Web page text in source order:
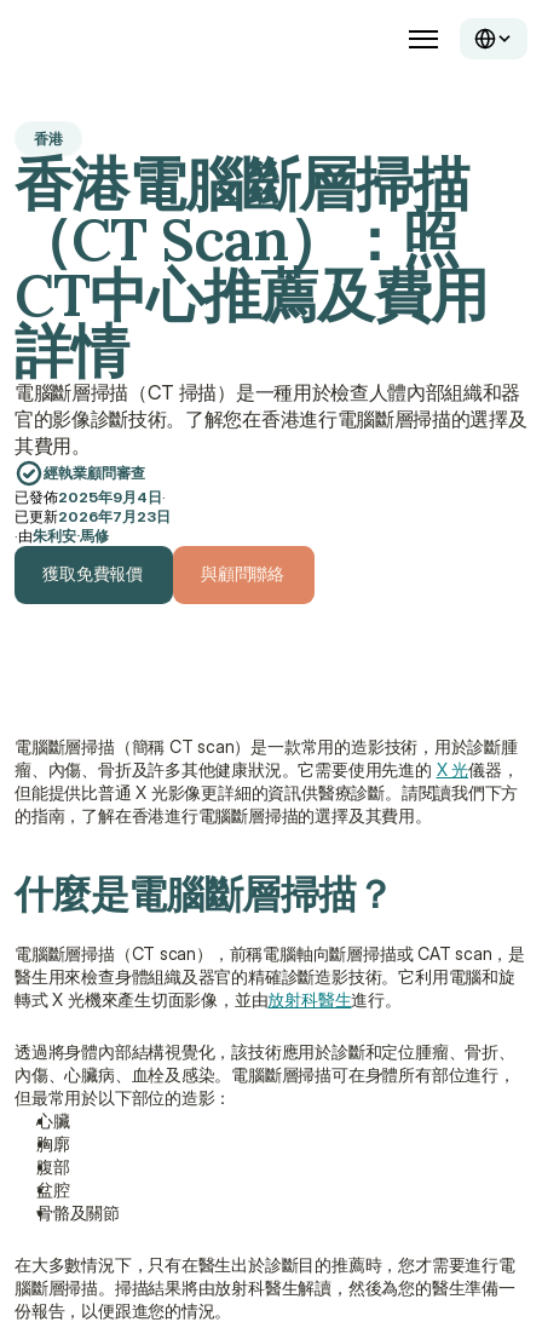
香港
香港電腦斷層掃描
（CT Scan）：照
CT中心推薦及費用
詳情
電腦斷層掃描（CT 掃描）是一種用於檢查人體內部組織和器
官的影像診斷技術。了解您在香港進行電腦斷層掃描的選擇及
其費用。
經執業顧問審查
已發佈2025年9月4日·
已更新2026年7月23日
·由朱利安·馬修
獲取免費報價 與顧問聯絡
電腦斷層掃描（簡稱 CT scan）是一款常用的造影技術，用於診斷腫
瘤、內傷、骨折及許多其他健康狀況。它需要使用先進的 X 光儀器，
但能提供比普通 X 光影像更詳細的資訊供醫療診斷。請閱讀我們下方
的指南，了解在香港進行電腦斷層掃描的選擇及其費用。
什麼是電腦斷層掃描？
電腦斷層掃描（CT scan），前稱電腦軸向斷層掃描或 CAT scan，是
醫生用來檢查身體組織及器官的精確診斷造影技術。它利用電腦和旋
轉式 X 光機來產生切面影像，並由放射科醫生進行。
透過將身體內部結構視覺化，該技術應用於診斷和定位腫瘤、骨折、
內傷、心臟病、血栓及感染。電腦斷層掃描可在身體所有部位進行，
但最常用於以下部位的造影：
心臟
胸廓
腹部
盆腔
骨骼及關節
在大多數情況下，只有在醫生出於診斷目的推薦時，您才需要進行電
腦斷層掃描。掃描結果將由放射科醫生解讀，然後為您的醫生準備一
份報告，以便跟進您的情況。